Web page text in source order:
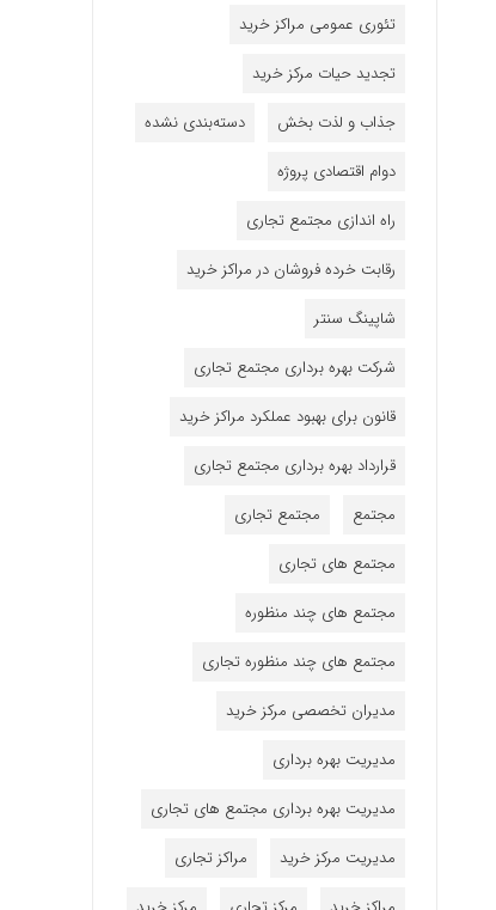
تئوری عمومی مراکز خرید
تجدید حیات مرکز خرید
جذاب و لذت بخش
دسته‌بندی نشده
دوام اقتصادی پروژه
راه اندازی مجتمع تجاری
رقابت خرده فروشان در مراکز خرید
شاپینگ سنتر
شرکت بهره برداری مجتمع تجاری
قانون برای بهبود عملکرد مراکز خرید
قرارداد بهره برداری مجتمع تجاری
مجتمع
مجتمع تجاری
مجتمع های تجاری
مجتمع های چند منظوره
مجتمع های چند منظوره تجاری
مدیران تخصصی مرکز خرید
مدیریت بهره برداری
مدیریت بهره برداری مجتمع های تجاری
مدیریت مرکز خرید
مراکز تجاری